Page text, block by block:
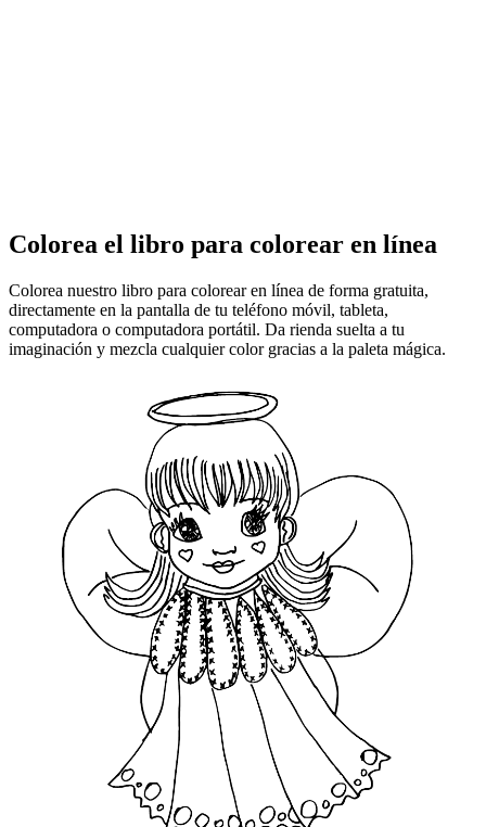
Colorea el libro para colorear en línea
Colorea nuestro libro para colorear en línea de forma gratuita,
directamente en la pantalla de tu teléfono móvil, tableta,
computadora o computadora portátil. Da rienda suelta a tu
imaginación y mezcla cualquier color gracias a la paleta mágica.